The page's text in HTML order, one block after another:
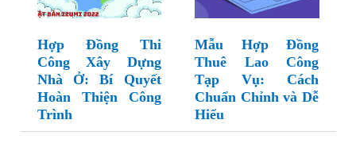
Hợp Đồng Thi
Công Xây Dựng
Nhà Ở: Bí Quyết
Hoàn Thiện Công
Trình
Mẫu Hợp Đồng
Thuê Lao Công
Tạp Vụ: Cách
Chuẩn Chỉnh và Dễ
Hiểu